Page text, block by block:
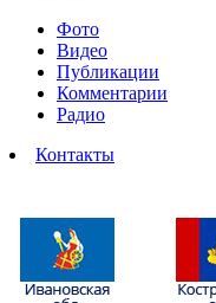
Фото
Видео
Публикации
Комментарии
Радио
Контакты